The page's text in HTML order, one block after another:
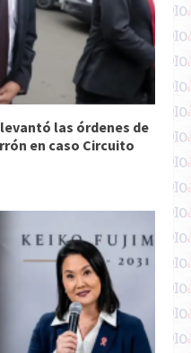
las órdenes de
en caso Circuito